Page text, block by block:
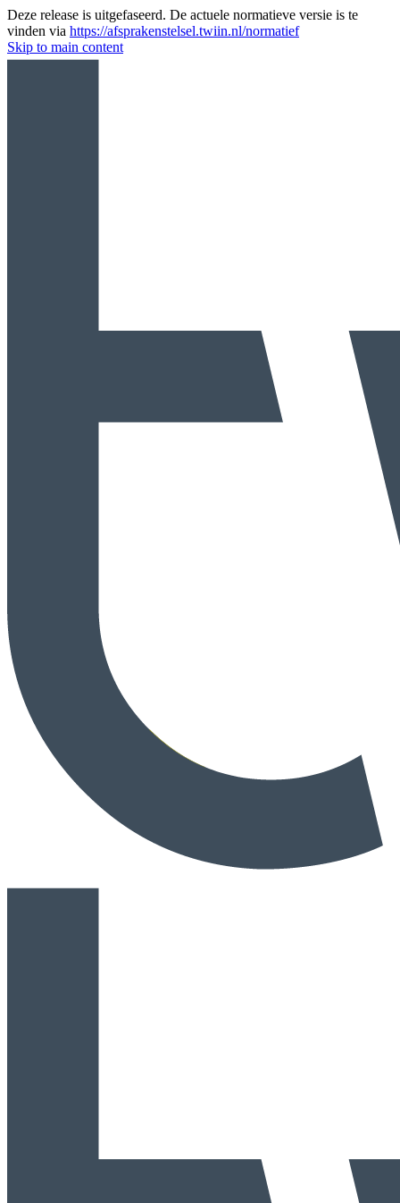
Deze release is uitgefaseerd. De actuele normatieve versie is te
vinden via https://afsprakenstelsel.twiin.nl/normatief
Skip to main content